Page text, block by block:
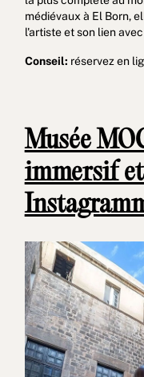
médiévaux à El Born,
l'artiste et son lien
Conseil: réservez en
Musée
immersif